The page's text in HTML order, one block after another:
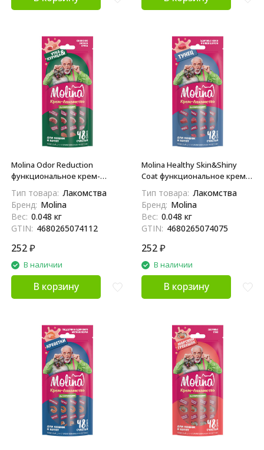
Molina Odor Reduction
функциональное крем-
кошек и котят, для
уменьшения запаха фекалий,
с уткой и курицей - 48 г
Тип товара: Лакомства
Бренд: Molina
Вес: 0.048 кг
GTIN: 4680265074112
252₽
В наличии
В корзину
Molina Healthy Skin&Shiny
Coat функциональное крем-
кошек и котят, здоровая
кожа, густая и блестящая
шерсть, с тунцом - 48 г
Тип товара: Лакомства
Бренд: Molina
Вес: 0.048 кг
GTIN: 4680265074075
252₽
В наличии
В корзину